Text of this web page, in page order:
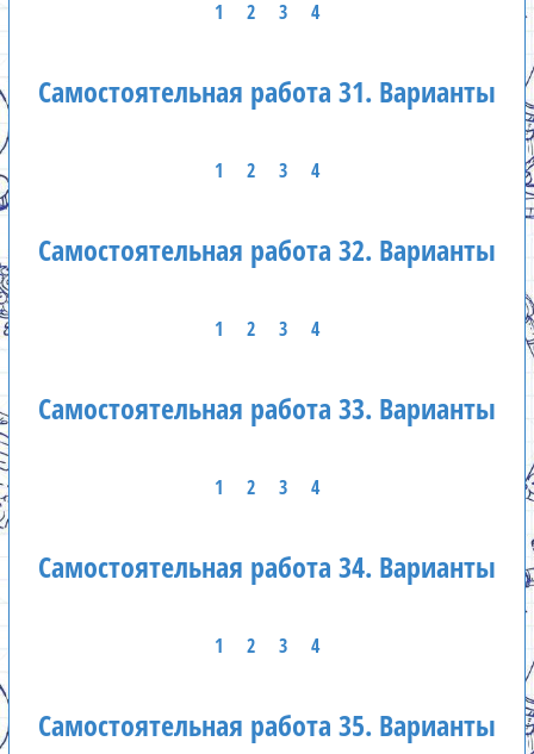
1 2 3 4
Самостоятельная работа 31. Варианты
1 2 3 4
Самостоятельная работа 32. Варианты
1 2 3 4
Самостоятельная работа 33. Варианты
1 2 3 4
Самостоятельная работа 34. Варианты
1 2 3 4
Самостоятельная работа 35. Варианты